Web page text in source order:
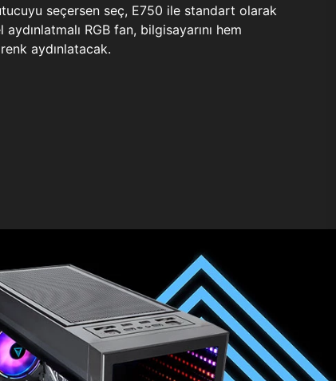
seçersen seç, E750 ile standart olarak
RGB fan, bilgisayarını hem
aydınlatacak.